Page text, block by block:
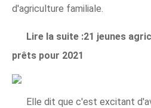
d'agriculture familiale.
Lire la suite :21 jeunes
prêts pour 2021
Elle dit que c'est excitant